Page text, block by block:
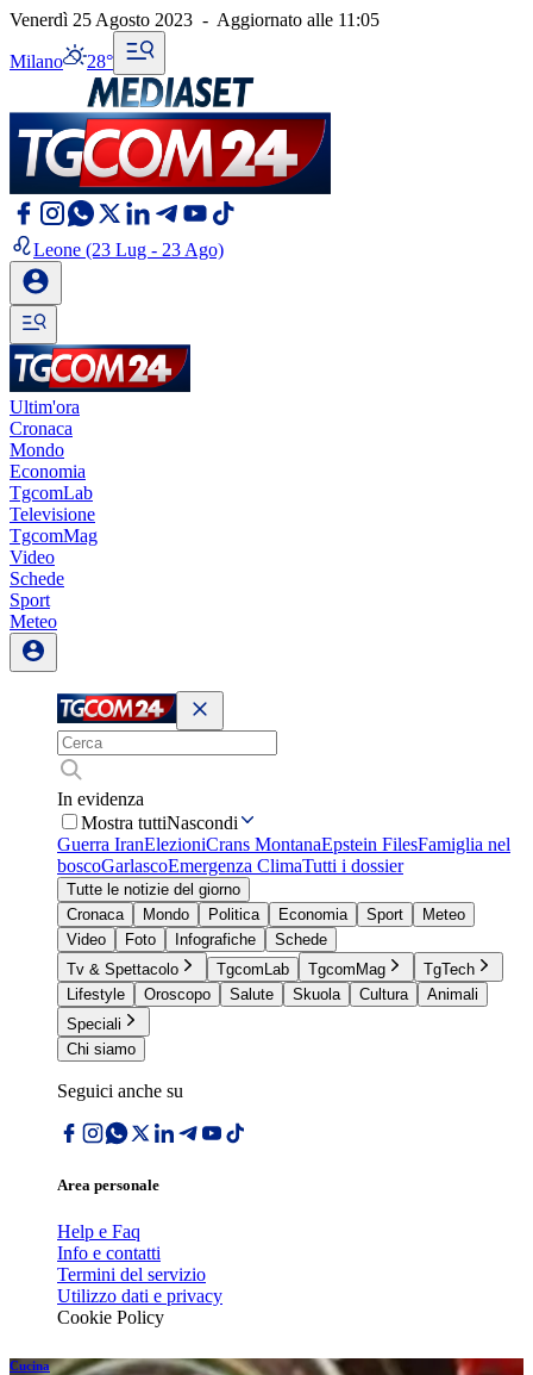
Venerdì 25 Agosto 2023 - Aggiornato alle 11:05
Milano 28°
Leone (23 Lug - 23 Ago)
Ultim'ora
Cronaca
Mondo
Economia
TgcomLab
Televisione
TgcomMag
Video
Schede
Sport
Meteo
In evidenza
Mostra tuttiNascondi
Guerra IranElezioniCrans MontanaEpstein FilesFamiglia nel
boscoGarlascoEmergenza ClimaTutti i dossier
Tutte le notizie del giorno
Cronaca
Mondo Politica Economia Sport
Meteo
Video
Foto Infografiche
Schede
Tv & Spettacolo
TgcomLab TgcomMag
TgTech
Lifestyle
Oroscopo Salute Skuola Cultura
Animali
Speciali
Chi siamo
Seguici anche su
Area personale
Help e Faq
Info e contatti
Termini del servizio
Utilizzo dati e privacy
Cookie Policy
Cucina